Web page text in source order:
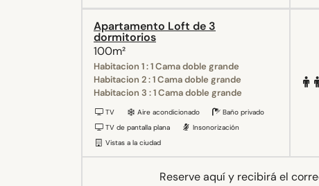
Apartamento Loft de 3
dormitorios
100m²
Habitacion 1 : 1 Cama doble grande
Habitacion 2 : 1 Cama doble grande
Habitacion 3 : 1 Cama doble grande
TV Aire acondicionado
Baño privado
TV de pantalla plana
Insonorización
Vistas a la ciudad
Reserve aquí y recibirá el